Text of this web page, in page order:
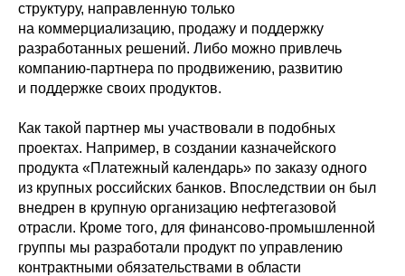
структуру, направленную только
на коммерциализацию, продажу и поддержку
разработанных решений. Либо можно привлечь
компанию-партнера по продвижению, развитию
и поддержке своих продуктов.
Как такой партнер мы участвовали в подобных
проектах. Например, в создании казначейского
продукта «Платежный календарь» по заказу одного
из крупных российских банков. Впоследствии он был
внедрен в крупную организацию нефтегазовой
отрасли. Кроме того, для финансово-промышленной
группы мы разработали продукт по управлению
контрактными обязательствами в области